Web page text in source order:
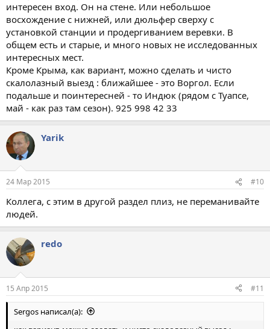
интересен вход. Он на стене. Или небольшое
восхождение с нижней, или дюльфер сверху с
установкой станции и продергиванием веревки. В
общем есть и старые, и много новых не исследованных
интересных мест.
Кроме Крыма, как вариант, можно сделать и чисто
скалолазный выезд : ближайшее - это Воргол. Если
подальше и поинтересней - то Индюк (рядом с Туапсе,
май - как раз там сезон). 925 998 42 33
Yarik
24 Мар 2015 #10
Коллега, с этим в другой раздел плиз, не переманивайте
людей.
redo
15 Апр 2015 #11
Sergos написал(а):